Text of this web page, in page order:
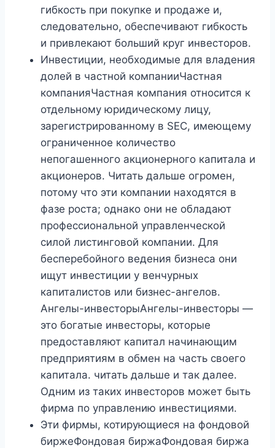
гибкость при покупке и продаже и,
следовательно, обеспечивают гибкость
и привлекают больший круг инвесторов.
Инвестиции, необходимые для владения
долей в частной компанииЧастная
компанияЧастная компания относится к
отдельному юридическому лицу,
зарегистрированному в SEC, имеющему
ограниченное количество
непогашенного акционерного капитала и
акционеров. Читать дальше огромен,
потому что эти компании находятся в
фазе роста; однако они не обладают
профессиональной управленческой
силой листинговой компании. Для
бесперебойного ведения бизнеса они
ищут инвестиции у венчурных
капиталистов или бизнес-ангелов.
Ангелы-инвесторыАнгелы-инвесторы —
это богатые инвесторы, которые
предоставляют капитал начинающим
предприятиям в обмен на часть своего
капитала. читать дальше и так далее.
Одним из таких инвесторов может быть
фирма по управлению инвестициями.
Эти фирмы, котирующиеся на фондовой
биржеФондовая биржаФондовая биржа